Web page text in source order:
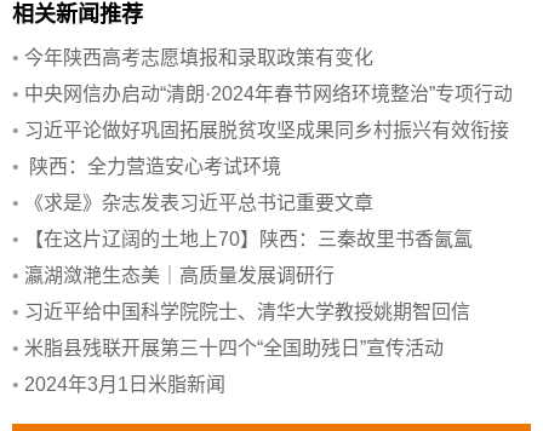
相关新闻推荐
• 今年陕西高考志愿填报和录取政策有变化
• 中央网信办启动“清朗·2024年春节网络环境整治”专项行动
• 习近平论做好巩固拓展脱贫攻坚成果同乡村振兴有效衔接
•
陕西：全力营造安心考试环境
•
《求是》杂志发表习近平总书记重要文章
•
【在这片辽阔的土地上70】陕西：三秦故里书香氤氲
• 瀛湖潋滟生态美｜高质量发展调研行
• 习近平给中国科学院院士、清华大学教授姚期智回信
• 米脂县残联开展第三十四个“全国助残日”宣传活动
• 2024年3月1日米脂新闻